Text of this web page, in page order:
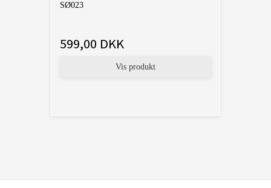
SØ023
599,00 DKK
Vis produkt